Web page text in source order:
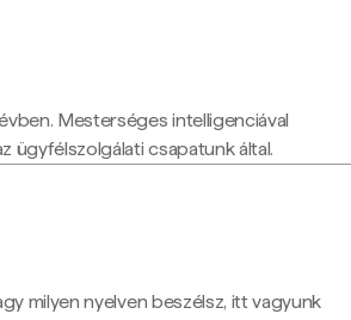
Mesterséges intelligenciával
ügyfélszolgálati csapatunk által.
milyen nyelven beszélsz, itt vagyunk